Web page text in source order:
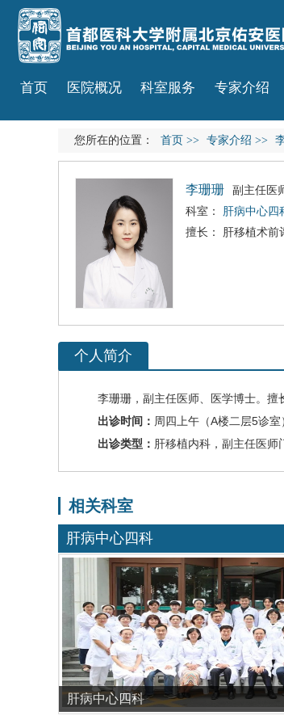
首页 医院概况 科室服务 专家介绍
您所在的位置： 首页 >> 专家介绍 >>
李珊珊
副主任医
科室：
肝病中心四
擅长： 肝移植术前
个人简介
李珊珊 ， 副主任医师、医学博士。擅
出诊时间： 周四上午（A楼二层5诊室
出诊类型： 肝移植内科，副主任医师
相关科室
肝病中心四科
肝病中心四科